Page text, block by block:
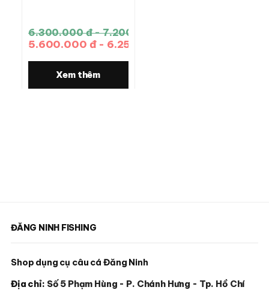
6.300.000 đ - 7.200.000 đ
5.600.000 đ - 6.250.000 đ
Xem thêm
ĐĂNG NINH FISHING
Shop dụng cụ câu cá Đăng Ninh
Địa chỉ: Số 5 Phạm Hùng - P. Chánh Hưng - Tp. Hồ Chí